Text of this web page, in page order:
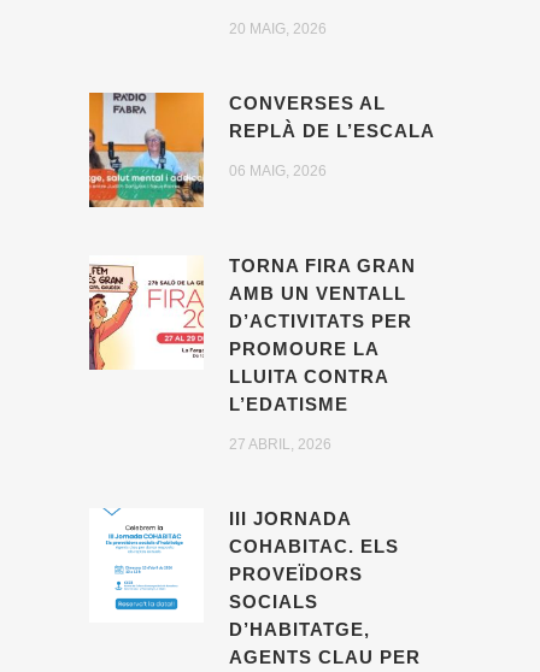
20 MAIG, 2026
CONVERSES AL
REPLÀ DE L’ESCALA
06 MAIG, 2026
TORNA FIRA GRAN
AMB UN VENTALL
D’ACTIVITATS PER
PROMOURE LA
LLUITA CONTRA
L’EDATISME
27 ABRIL, 2026
III JORNADA
COHABITAC. ELS
PROVEÏDORS
SOCIALS
D’HABITATGE,
AGENTS CLAU PER